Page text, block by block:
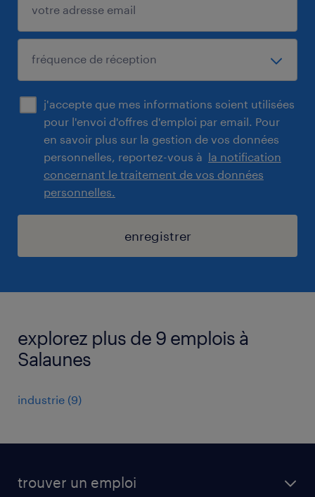
j'accepte que mes informations soient utilisées
pour l'envoi d'offres d'emploi par email. Pour
en savoir plus sur la gestion de vos données
personnelles, reportez-vous à la notification
concernant le traitement de vos données
personnelles.
enregistrer
explorez plus de 9 emplois à
Salaunes
industrie (9)
trouver un emploi